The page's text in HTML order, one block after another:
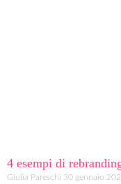
4 esempi di
Giulia Pareschi 30 gennaio